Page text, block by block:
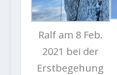
Ralf am 8 Feb.
2021 bei der
Erstbegehung